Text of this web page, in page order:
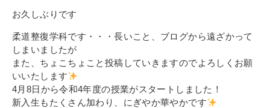
よくあるご質問
在校生の皆さまへ
卒業生の皆さまへ
新着情報
お久しぶりです
柔道整復学科です・・・長いこと、ブログから遠ざかって
しまいましたが
また、ちょこちょこと投稿していきますのでよろしくお願
いいたします
4月8日から令和4年度の授業がスタートしました！
新入生もたくさん加わり、にぎやか華やかです